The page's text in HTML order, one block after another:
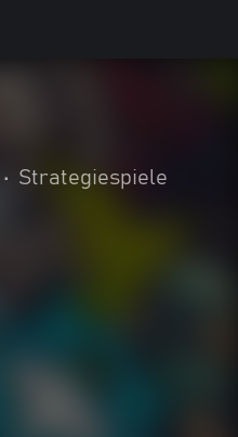
• Strategiespiele